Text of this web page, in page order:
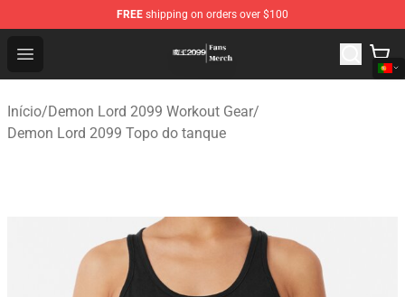
FREE shipping on orders over $100
Open menu
Demon Lord 2099 Store - Official Demon Lord 2099
Início/Demon Lord 2099 Workout Gear/
Demon Lord 2099 Topo do tanque